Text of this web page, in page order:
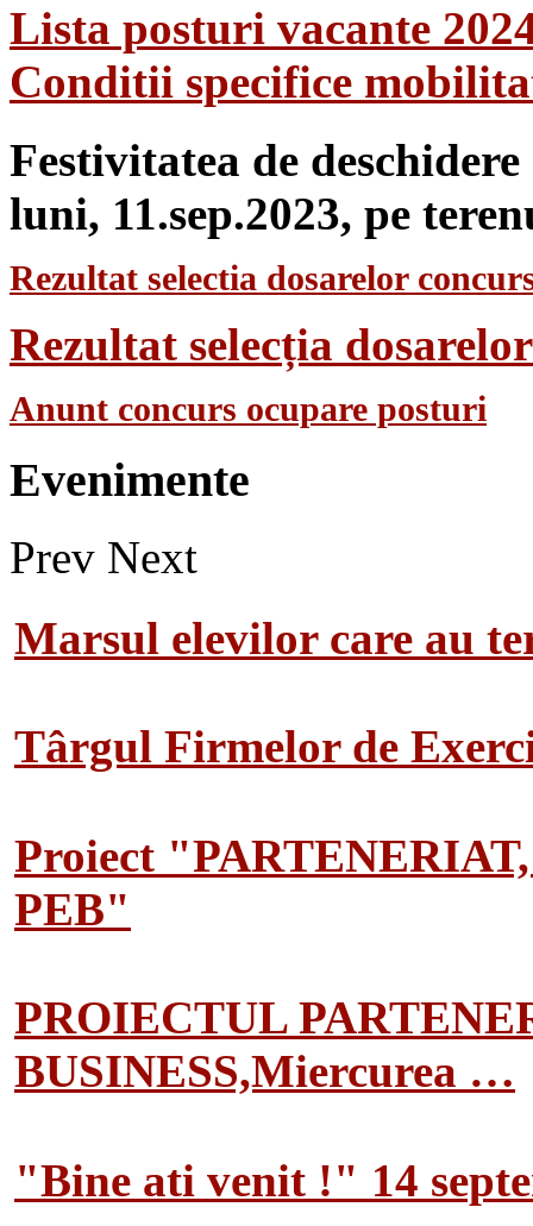
Lista posturi vacante
Conditii specifice
Festivitatea de
luni, 11.sep.2023, pe
Rezultat selectia dosarelor
Rezultat selecția
Anunt concurs ocupare posturi
Evenimente
Prev Next
Marsul elevilor care au
Târgul Firmelor de
Proiect
PEB"
PROIECTUL
BUSINESS,Miercurea …
"Bine ati venit !" 14